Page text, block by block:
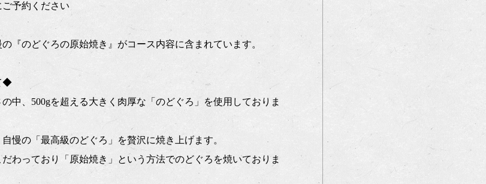
ご予約ください
『のどぐろの原始焼き』がコース内容に含まれています。
◆
中、500gを超える大きく肉厚な「のどぐろ」を使用しておりま
慢の「最高級のどぐろ」を贅沢に焼き上げます。
わっており「原始焼き」という方法でのどぐろを焼いておりま